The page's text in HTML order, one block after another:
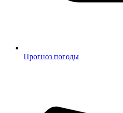
Прогноз погоды